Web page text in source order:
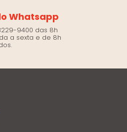
Whatsapp
9400 das 8h
a sexta e de 8h